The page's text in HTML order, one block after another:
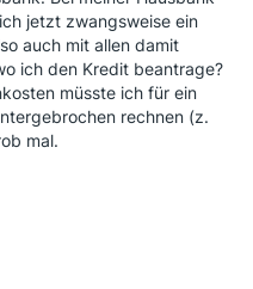
jetzt zwangsweise ein
auch mit allen damit
ich den Kredit beantrage?
müsste ich für ein
rechnen (z.
mal.